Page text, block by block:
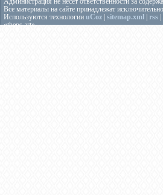
Все материалы на сайте принадлежат
Используются технологии uCoz sitemap.xml rss
«theps.art»